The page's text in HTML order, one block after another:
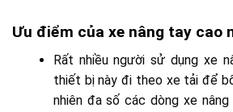
Ưu điểm của xe nâng tay cao
Rất nhiều người sử dụng xe
thiết bị này đi theo xe tải để
nhiên đa số các dòng xe